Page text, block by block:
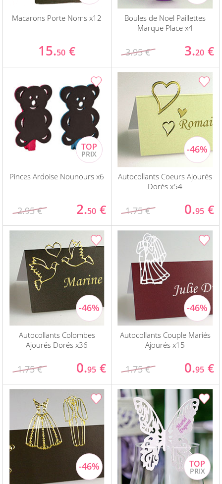
Macarons Porte Noms x12
15.50 €
Boules de Noel Paillettes
Marque Place x4
3.95 € 3.20 €
Pinces Ardoise Nounours x6
2.95 € 2.50 €
Autocollants Coeurs Ajourés
Dorés x54
1.75 € 0.95 €
Autocollants Colombes
Ajourés Dorés x36
1.75 € 0.95 €
Autocollants Couple Mariés
Ajourés x15
1.75 € 0.95 €